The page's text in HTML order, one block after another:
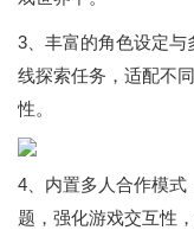
3、丰富的角色设定与
线探索任务，适配不
性。
4、内置多人合作模
题，强化游戏交互性